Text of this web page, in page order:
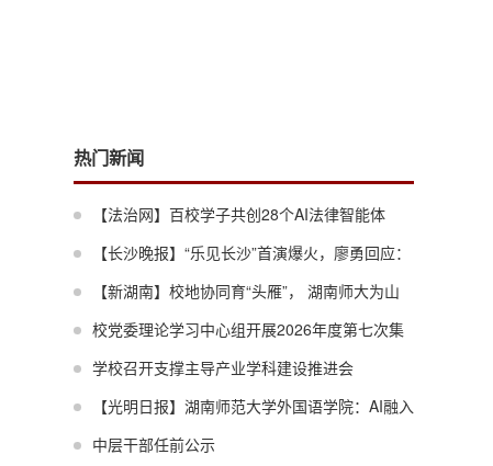
热门新闻
【法治网】百校学子共创28个AI法律智能体
——第五届“大数据与法律检索”暑期学校落幕
【长沙晚报】“乐见长沙”首演爆火，廖勇回应：
这才叫通气
【新湖南】校地协同育“头雁”， 湖南师大为山
区教育数字化转型蓄力
校党委理论学习中心组开展2026年度第七次集
体学习
学校召开支撑主导产业学科建设推进会
【光明日报】湖南师范大学外国语学院：AI融入
课堂 教育更鲜活
中层干部任前公示